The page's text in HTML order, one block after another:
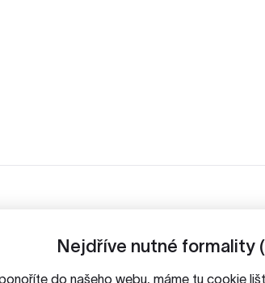
Nejdříve nutné formality
do našeho webu, máme tu cookie